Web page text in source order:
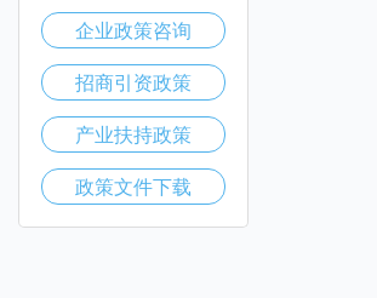
企业政策咨询
招商引资政策
产业扶持政策
政策文件下载